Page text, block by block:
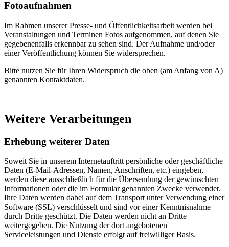
Fotoaufnahmen
Im Rahmen unserer Presse- und Öffentlichkeitsarbeit werden bei
Veranstaltungen und Terminen Fotos aufgenommen, auf denen Sie
gegebenenfalls erkennbar zu sehen sind. Der Aufnahme und/oder
einer Veröffentlichung können Sie widersprechen.
Bitte nutzen Sie für Ihren Widerspruch die oben (am Anfang von A)
genannten Kontaktdaten.
Weitere Verarbeitungen
Erhebung weiterer Daten
Soweit Sie in unserem Internetauftritt persönliche oder geschäftliche
Daten (E-Mail-Adressen, Namen, Anschriften, etc.) eingeben,
werden diese ausschließlich für die Übersendung der gewünschten
Informationen oder die im Formular genannten Zwecke verwendet.
Ihre Daten werden dabei auf dem Transport unter Verwendung einer
Software (SSL) verschlüsselt und sind vor einer Kenntnisnahme
durch Dritte geschützt. Die Daten werden nicht an Dritte
weitergegeben. Die Nutzung der dort angebotenen
Serviceleistungen und Dienste erfolgt auf freiwilliger Basis.